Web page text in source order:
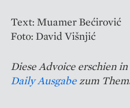
Text: Muamer Bećirović
Foto: David Višnjić
Diese Advoice erschien
Daily Ausgabezum